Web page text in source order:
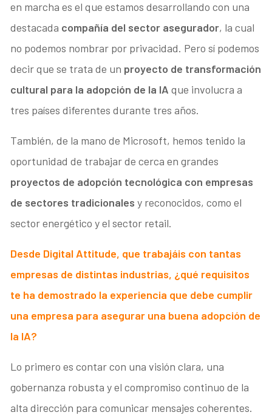
en marcha es el que estamos desarrollando con una
destacada compañía del sector asegurador, la cual
no podemos nombrar por privacidad. Pero sí podemos
decir que se trata de un proyecto de transformación
cultural para la adopción de la IA que involucra a
tres países diferentes durante tres años.
También, de la mano de Microsoft, hemos tenido la
oportunidad de trabajar de cerca en grandes
proyectos de adopción tecnológica con empresas
de sectores tradicionales y reconocidos, como el
sector energético y el sector retail.
Desde Digital Attitude, que trabajáis con tantas
empresas de distintas industrias, ¿qué requisitos
te ha demostrado la experiencia que debe cumplir
una empresa para asegurar una buena adopción de
la IA?
Lo primero es contar con una visión clara, una
gobernanza robusta y el compromiso continuo de la
alta dirección para comunicar mensajes coherentes.